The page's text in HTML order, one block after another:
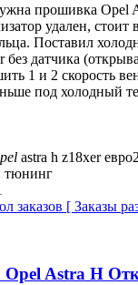
прошивка Opel
удален, стоит
Поставил
без датчика
1 и 2 скорость
под холодный
astra h z18xerевро2
тюнинг
заказов [ Заказы
Opel Astra H